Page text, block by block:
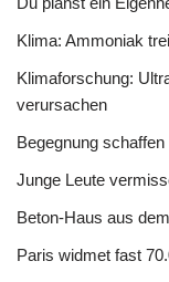
Klima: Ammoniak
Klimaforschung:
verursachen
Begegnung
Junge Leute
Beton-Haus aus
Paris widmet fast